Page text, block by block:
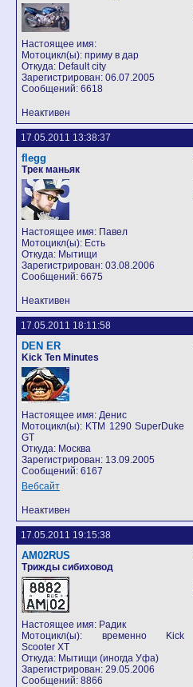
Настоящее имя:
Мотоцикл(ы): приму в дар
Откуда: Default city
Зарегистрирован: 06.07.2005
Сообщений: 6618
Неактивен
17.05.2011 13:38:37
flegg
Трек маньяк
Настоящее имя: Павел
Мотоцикл(ы): Есть
Откуда: Мытищи
Зарегистрирован: 03.08.2006
Сообщений: 6675
Неактивен
17.05.2011 18:11:58
DEN ER
Kick Ten Minutes
Настоящее имя: Денис
Мотоцикл(ы): KTM 1290 SuperDuke
GT
Откуда: Москва
Зарегистрирован: 13.09.2005
Сообщений: 6167
Вебсайт
Неактивен
17.05.2011 19:15:38
AM02RUS
Трижды сибиховод
Настоящее имя: Радик
Мотоцикл(ы): временно Kick
Scooter XT
Откуда: Мытищи (иногда Уфа)
Зарегистрирован: 29.05.2006
Сообщений: 8866